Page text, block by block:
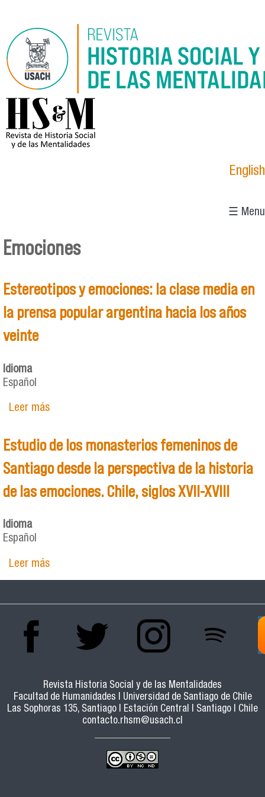
logo_hsm_2021.png
English
☰ Menu
Emociones
Estereotipos y emociones: la clase media en
la prensa popular argentina hacia los años
veinte
Idioma
Español
Leer mássobre Estereotipos y emociones: la clase media
veinte
Estudio de los monasterios femeninos de
Santiago desde la perspectiva de la historia
de las emociones. Chile, siglos XVII-XVIII
Idioma
Español
Leer mássobre Estudio de los monasterios femeninos de
Santiago desde la perspectiva de la historia de
Revista Historia Social y de las Mentalidades
Facultad de Humanidades | Universidad de Santiago de Chile
Las Sophoras 135, Santiago | Estación Central | Santiago | Chile
contacto.rhsm@usach.cl